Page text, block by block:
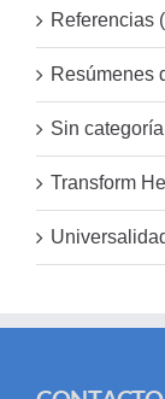
Referencias
Resúmenes
Sin
Transform